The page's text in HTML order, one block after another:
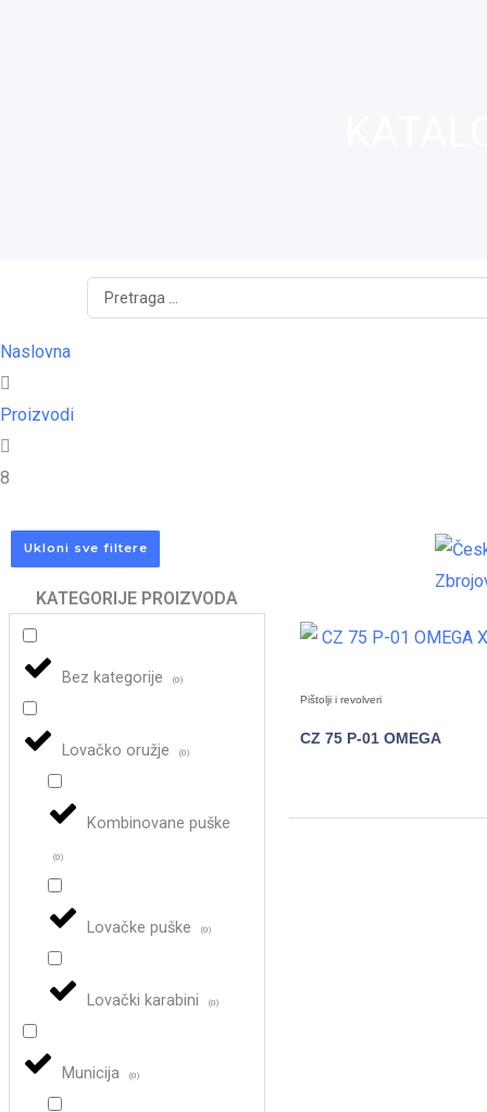
Search
...
Naslovna
Proizvodi
8
Ukloni sve filtere
KATEGORIJE PROIZVODA
Bez kategorije (0)
Lovačko oružje (0)
Kombinovane puške
(0)
Lovačke puške (0)
Lovački karabini (0)
Municija (0)
Pištolji i revolveri
CZ 75 P-01 OMEGA